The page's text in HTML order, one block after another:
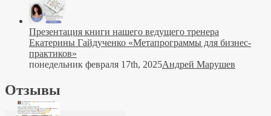
Презентация книги нашего ведущего тренера
Екатерины Гайдученко «Метапрограммы для бизнес-
практиков»
понедельник февраля 17th, 2025Андрей Марушев
Отзывы